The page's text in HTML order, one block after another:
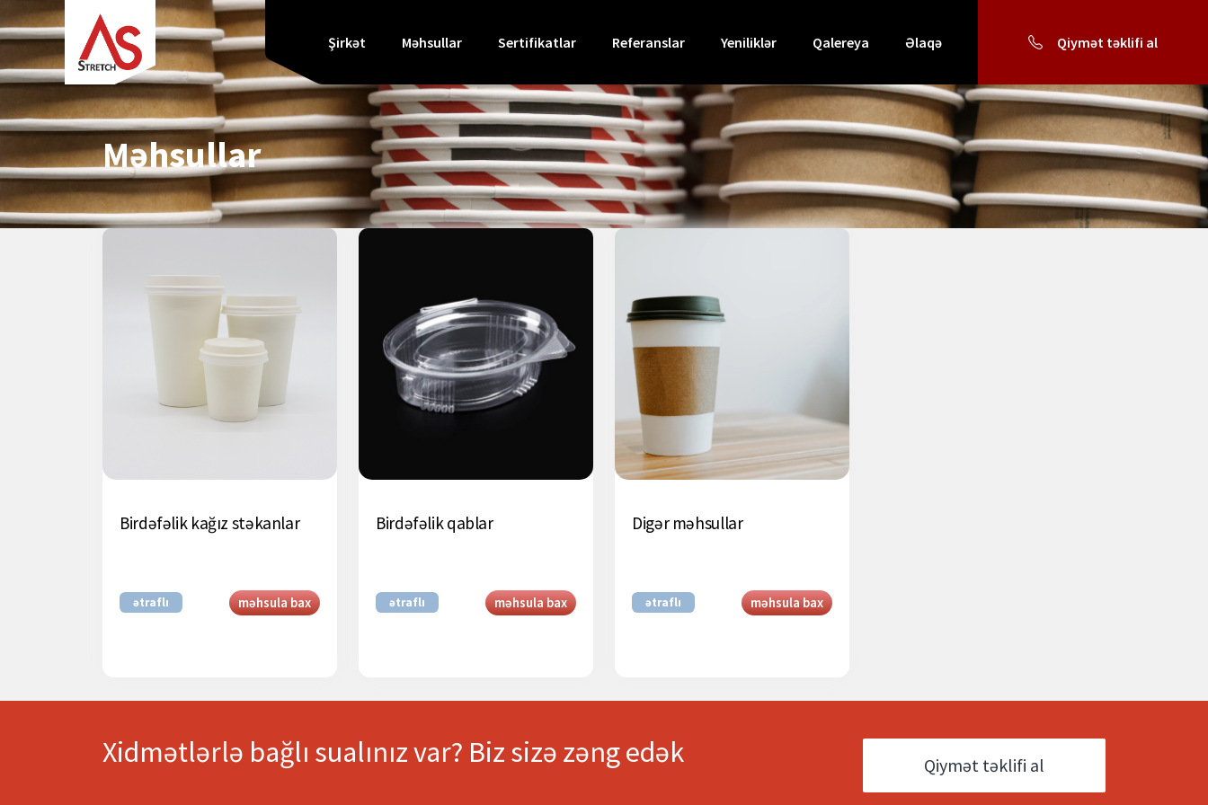
Şirkət Məhsullar Sertifikatlar Referanslar Yeniliklər Qalereya Əlaqə Qiymət təklifi al
Məhsullar
Birdəfəlik kağız stəkanlar
ətraflı məhsula bax
Birdəfəlik qablar
ətraflı məhsula bax
Digər məhsullar
ətraflı məhsula bax
Xidmətlərlə bağlı sualınız var? Biz sizə zəng edək Qiymət təklifi al